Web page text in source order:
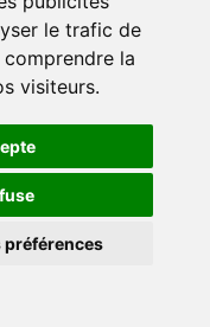
le trafic de
la
visiteurs.
préférences